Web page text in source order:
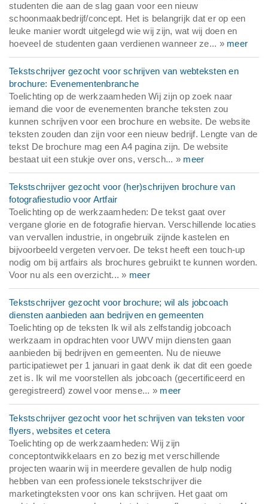
studenten die aan de slag gaan voor een nieuw
schoonmaakbedrijf/concept. Het is belangrijk dat er op een
leuke manier wordt uitgelegd wie wij zijn, wat wij doen en
hoeveel de studenten gaan verdienen wanneer ze... » meer
Tekstschrijver gezocht voor schrijven van webteksten en
brochure: Evenementenbranche
Toelichting op de werkzaamheden Wij zijn op zoek naar
iemand die voor de evenementen branche teksten zou
kunnen schrijven voor een brochure en website. De website
teksten zouden dan zijn voor een nieuw bedrijf. Lengte van de
tekst De brochure mag een A4 pagina zijn. De website
bestaat uit een stukje over ons, versch... » meer
Tekstschrijver gezocht voor (her)schrijven brochure van
fotografiestudio voor Artfair
Toelichting op de werkzaamheden: De tekst gaat over
vergane glorie en de fotografie hiervan. Verschillende locaties
van vervallen industrie, in ongebruik zijnde kastelen en
bijvoorbeeld vergeten vervoer. De tekst heeft een touch-up
nodig om bij artfairs als brochures gebruikt te kunnen worden.
Voor nu als een overzicht... » meer
Tekstschrijver gezocht voor brochure; wil als jobcoach
diensten aanbieden aan bedrijven en gemeenten
Toelichting op de teksten Ik wil als zelfstandig jobcoach
werkzaam in opdrachten voor UWV mijn diensten gaan
aanbieden bij bedrijven en gemeenten. Nu de nieuwe
participatiewet per 1 januari in gaat denk ik dat dit een goede
zet is. Ik wil me voorstellen als jobcoach (gecertificeerd en
geregistreerd) zowel voor mense... » meer
Tekstschrijver gezocht voor het schrijven van teksten voor
flyers, websites et cetera
Toelichting op de werkzaamheden: Wij zijn
conceptontwikkelaars en zo bezig met verschillende
projecten waarin wij in meerdere gevallen de hulp nodig
hebben van een professionele tekstschrijver die
marketingteksten voor ons kan schrijven. Het gaat om